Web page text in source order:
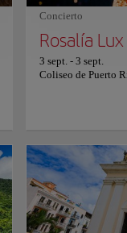
invitan a detenerse
una experiencia
Concierto
Rosalía
3 sept. - 3 sept.
Coliseo de Puerto